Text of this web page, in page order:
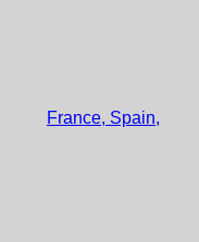
France, Spain,